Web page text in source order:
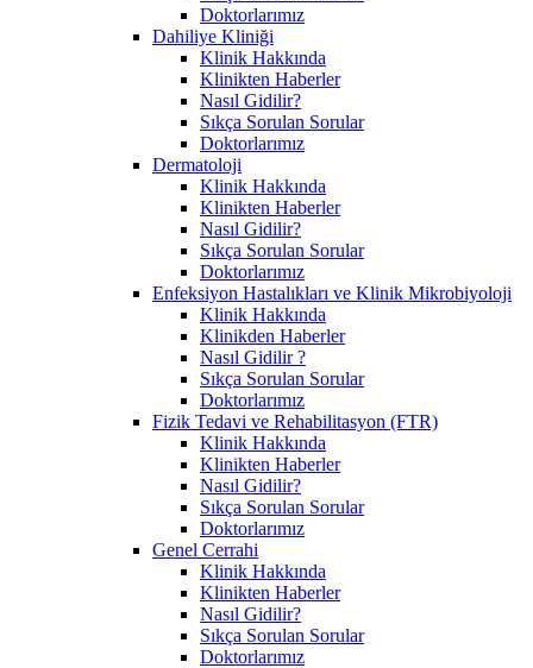
Doktorlarımız
Dahiliye Kliniği
Klinik Hakkında
Klinikten Haberler
Nasıl Gidilir?
Sıkça Sorulan Sorular
Doktorlarımız
Dermatoloji
Klinik Hakkında
Klinikten Haberler
Nasıl Gidilir?
Sıkça Sorulan Sorular
Doktorlarımız
Enfeksiyon Hastalıkları ve Klinik Mikrobiyoloji
Klinik Hakkında
Klinikden Haberler
Nasıl Gidilir ?
Sıkça Sorulan Sorular
Doktorlarımız
Fizik Tedavi ve Rehabilitasyon (FTR)
Klinik Hakkında
Klinikten Haberler
Nasıl Gidilir?
Sıkça Sorulan Sorular
Doktorlarımız
Genel Cerrahi
Klinik Hakkında
Klinikten Haberler
Nasıl Gidilir?
Sıkça Sorulan Sorular
Doktorlarımız